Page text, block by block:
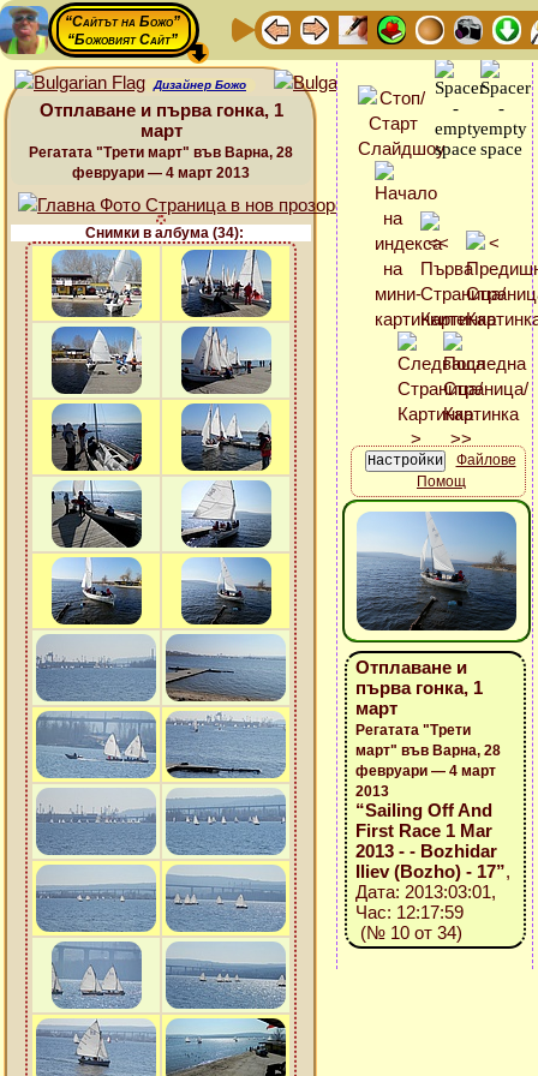
“Сайтът на Божо”
“Божовият Сайт”
Дизайнер Божо
Отплаване и първа гонка, 1
март
Регатата "Трети март" във Варна, 28
февруари — 4 март 2013
Снимки в албума (34):
Файлове
Помощ
Отплаване и
първа гонка, 1
март
Регатата "Трети
март" във Варна, 28
февруари — 4 март
2013
“Sailing Off And
First Race 1 Mar
2013 - - Bozhidar
Iliev (Bozho) - 17”,
Дата: 2013:03:01,
Час: 12:17:59
(№ 10 от 34)